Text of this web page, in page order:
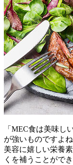
「MEC食は美味し
が強いものですよ
美容に嬉しい栄養
くを補うことがで